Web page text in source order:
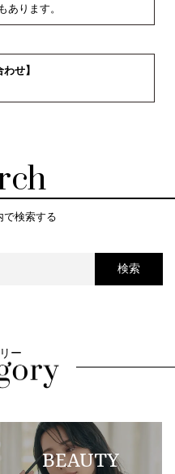
あります。
わせ】
検索する
検索
ー
BEAUTY